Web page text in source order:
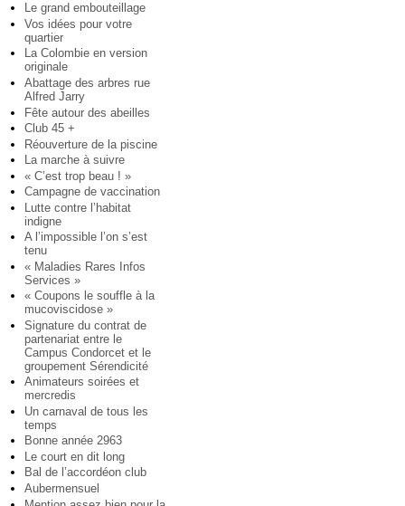
Le grand embouteillage
Vos idées pour votre
quartier
La Colombie en version
originale
Abattage des arbres rue
Alfred Jarry
Fête autour des abeilles
Club 45 +
Réouverture de la piscine
La marche à suivre
« C’est trop beau ! »
Campagne de vaccination
Lutte contre l’habitat
indigne
A l’impossible l’on s’est
tenu
« Maladies Rares Infos
Services »
« Coupons le souffle à la
mucoviscidose »
Signature du contrat de
partenariat entre le
Campus Condorcet et le
groupement Sérendicité
Animateurs soirées et
mercredis
Un carnaval de tous les
temps
Bonne année 2963
Le court en dit long
Bal de l’accordéon club
Aubermensuel